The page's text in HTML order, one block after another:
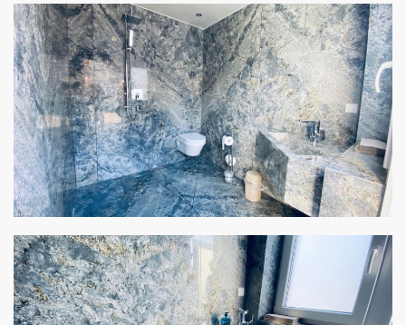
von Stulz Beton und Natursteine - Angelo Cipollina e.K.
von Stulz Beton und Natursteine - Angelo Cipollina e.K.